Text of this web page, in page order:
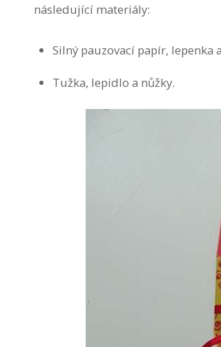
následující materiály:
Silný pauzovací papír, lepenka
Tužka, lepidlo a nůžky.